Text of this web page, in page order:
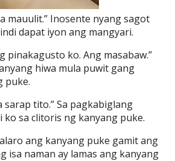
mauulit.” Inosente nyang sagot
dapat iyon ang mangyari.
pinakagusto ko. Ang masabaw.”
hiwa mula puwit gang
puke.
sarap tito.” Sa pagkabiglang
ko sa clitoris ng kanyang puke.
ang kanyang puke gamit ang
isa naman ay lamas ang kanyang